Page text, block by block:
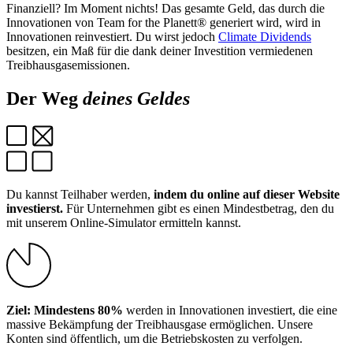
Finanziell? Im Moment nichts! Das gesamte Geld, das durch die
Innovationen von Team for the Planett® generiert wird, wird in
Innovationen reinvestiert. Du wirst jedoch Climate Dividends
besitzen, ein Maß für die dank deiner Investition vermiedenen
Treibhausgasemissionen.
Der Weg deines Geldes
Du kannst Teilhaber werden, indem du online auf dieser Website
investierst. Für Unternehmen gibt es einen Mindestbetrag, den du
mit unserem Online-Simulator ermitteln kannst.
Ziel: Mindestens 80% werden in Innovationen investiert, die eine
massive Bekämpfung der Treibhausgase ermöglichen. Unsere
Konten sind öffentlich, um die Betriebskosten zu verfolgen.